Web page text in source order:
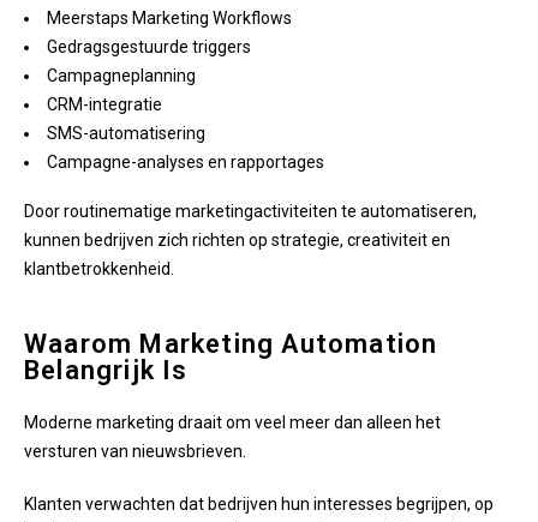
Meerstaps Marketing Workflows
Gedragsgestuurde triggers
Campagneplanning
CRM-integratie
SMS-automatisering
Campagne-analyses en rapportages
Door routinematige marketingactiviteiten te automatiseren,
kunnen bedrijven zich richten op strategie, creativiteit en
klantbetrokkenheid.
Waarom Marketing Automation
Belangrijk Is
Moderne marketing draait om veel meer dan alleen het
versturen van nieuwsbrieven.
Klanten verwachten dat bedrijven hun interesses begrijpen, op